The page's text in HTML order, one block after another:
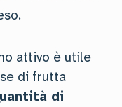
attivo è utile
di frutta
di